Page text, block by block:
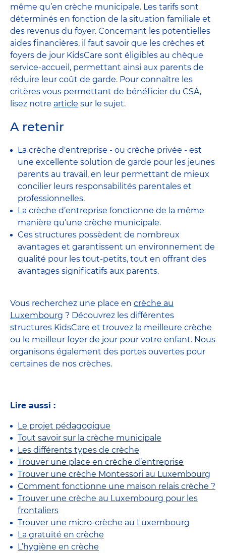
même qu’en crèche municipale. Les tarifs sont
déterminés en fonction de la situation familiale et
des revenus du foyer. Concernant les potentielles
aides financières, il faut savoir que les crèches et
foyers de jour KidsCare sont éligibles au chèque
service-accueil, permettant ainsi aux parents de
réduire leur coût de garde. Pour connaître les
critères vous permettant de bénéficier du CSA,
lisez notre article sur le sujet.
A retenir
La crèche d'entreprise - ou crèche privée - est
une excellente solution de garde pour les jeunes
parents au travail, en leur permettant de mieux
concilier leurs responsabilités parentales et
professionnelles.
La crèche d’entreprise fonctionne de la même
manière qu’une crèche municipale.
Ces structures possèdent de nombreux
avantages et garantissent un environnement de
qualité pour les tout-petits, tout en offrant des
avantages significatifs aux parents.
Vous recherchez une place en crèche au
Luxembourg ? Découvrez les différentes
structures KidsCare et trouvez la meilleure crèche
ou le meilleur foyer de jour pour votre enfant. Nous
organisons également des portes ouvertes pour
certaines de nos crèches.
Lire aussi :
Le projet pédagogique
Tout savoir sur la crèche municipale
Les différents types de crèche
Trouver une place en crèche d’entreprise
Trouver une crèche Montessori au Luxembourg
Comment fonctionne une maison relais crèche ?
Trouver une crèche au Luxembourg pour les
frontaliers
Trouver une micro-crèche au Luxembourg
La gratuité en crèche
L’hygiène en crèche